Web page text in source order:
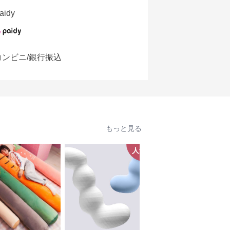
ンビニ/銀行振込
もっと見る
人気